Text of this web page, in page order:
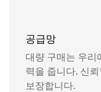
공급망
대량 구매는 우리
력을 줍니다. 신
보장합니다.